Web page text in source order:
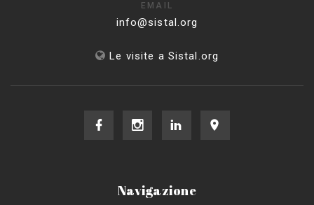
EMAIL
info@sistal.org
Le visite a Sistal.org
Navigazione